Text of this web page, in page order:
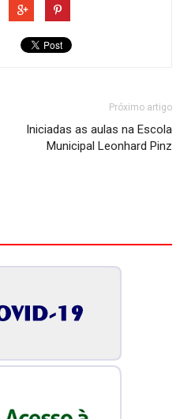
Próximo artigo
Iniciadas as aulas na Escola
Municipal Leonhard Pinz